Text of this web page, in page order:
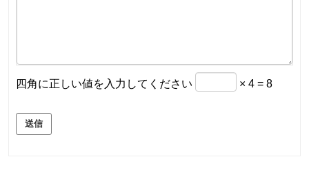
四角に正しい値を入力してください × 4 = 8
送信